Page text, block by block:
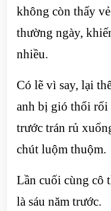
không còn thấy
thường ngày,
nhiều.
Có lẽ vì say, lại
anh bị gió thổi rối
trước trán rủ
chút luộm thuộm.
Lần cuối cùng cô
là sáu năm trước.